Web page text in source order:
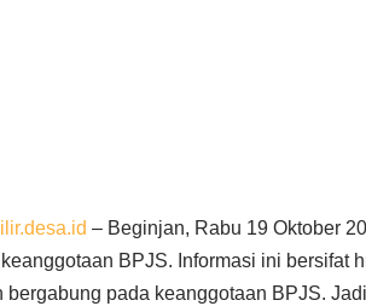
– Beginjan, Rabu 19 Oktober
BPJS. Informasi ini bersifat
bergabung pada keanggotaan BPJS.